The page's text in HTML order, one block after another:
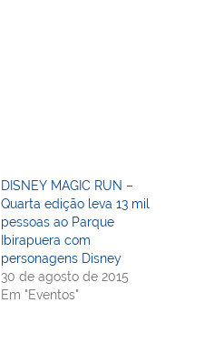
DISNEY MAGIC RUN –
Quarta edição leva 13 mil
pessoas ao Parque
Ibirapuera com
personagens Disney
30 de agosto de 2015
Em "Eventos"